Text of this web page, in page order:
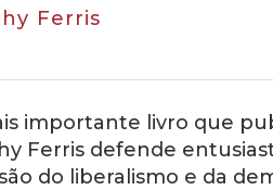
Ferris
importante livro que
Ferris defende
do liberalismo e da